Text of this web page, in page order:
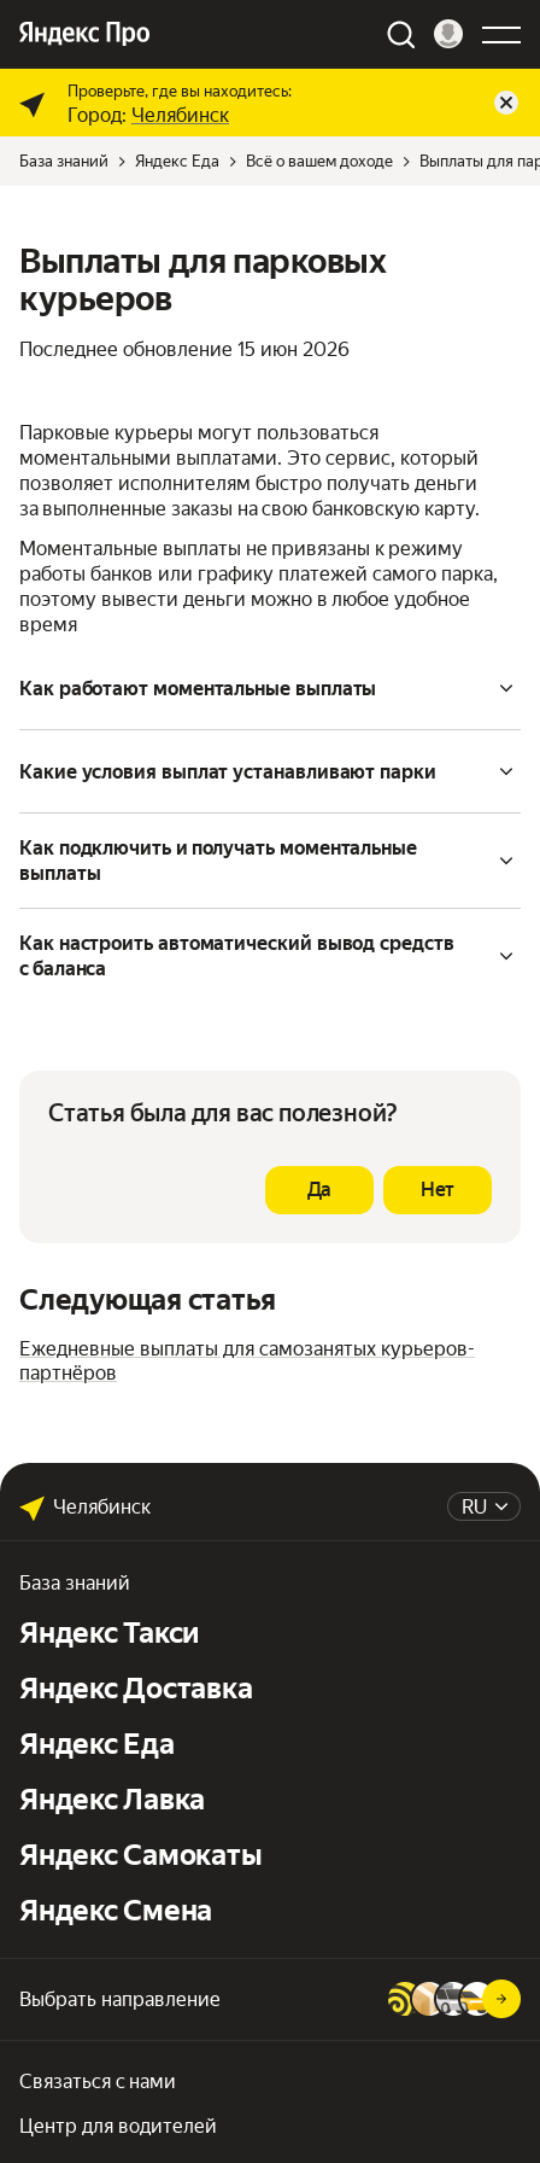
Проверьте, где вы находитесь:
Город: Челябинск
База знаний Яндекс Еда Всё о вашем доходе Выплаты для
Выплаты для парковых
курьеров
Последнее обновление 15 июн 2026
Парковые курьеры могут пользоваться
моментальными выплатами. Это сервис, который
позволяет исполнителям быстро получать деньги
за выполненные заказы на свою банковскую карту.
Моментальные выплаты не привязаны к режиму
работы банков или графику платежей самого парка,
поэтому вывести деньги можно в любое удобное
время
Как работают моментальные выплаты
Какие условия выплат устанавливают парки
Как подключить и получать моментальные
выплаты
Как настроить автоматический вывод средств
с баланса
Статья была для вас полезной?
Да Нет
Следующая статья
Ежедневные выплаты для самозанятых курьеров-
партнёров
RU
Челябинск
База знаний
Яндекс Такси
Яндекс Доставка
Яндекс Еда
Яндекс Лавка
Яндекс Самокаты
Яндекс Смена
Выбрать направление
Связаться с нами
Центр для водителей